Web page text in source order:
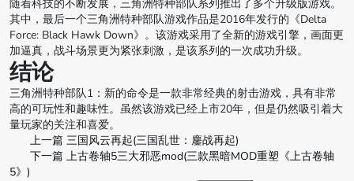
随着科技的不断发展，三角洲特种部队系列推出了多个升级版游戏。
其中，最后一个三角洲特种部队游戏作品是2016年发行的《Delta
Force: Black Hawk Down》。该游戏采用了全新的游戏引擎，画面更
加逼真，战斗场景更为紧张刺激，是该系列的一次成功升级。
结论
三角洲特种部队1：新的命令是一款非常经典的射击游戏，具有非常
高的可玩性和趣味性。虽然该游戏已经上市20年，但是仍然吸引着大
量玩家的关注和喜爱。
上一篇 三国风云再起(三国乱世：鏖战再起)
下一篇 上古卷轴5三大邪恶mod(三款黑暗MOD重塑《上古卷轴
5》)